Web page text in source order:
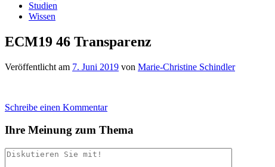
Studien
Wissen
ECM19 46 Transparenz
Veröffentlicht am 7. Juni 2019 von Marie-Christine Schindler
Schreibe einen Kommentar
Ihre Meinung zum Thema